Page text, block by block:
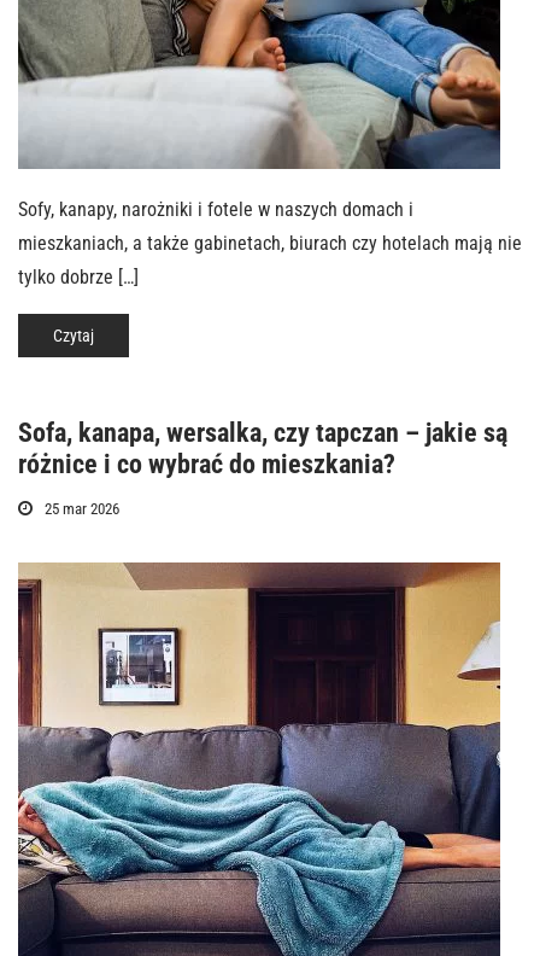
Sofy, kanapy, narożniki i fotele w naszych domach i
mieszkaniach, a także gabinetach, biurach czy hotelach mają nie
tylko dobrze […]
Czytaj
Sofa, kanapa, wersalka, czy tapczan – jakie są
różnice i co wybrać do mieszkania?
25 mar 2026